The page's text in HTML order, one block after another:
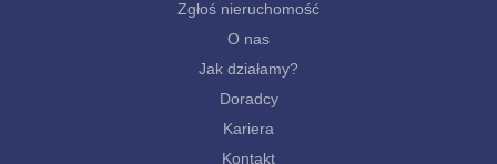
Zgłoś nieruchomość
O nas
Jak działamy?
Doradcy
Kariera
Kontakt